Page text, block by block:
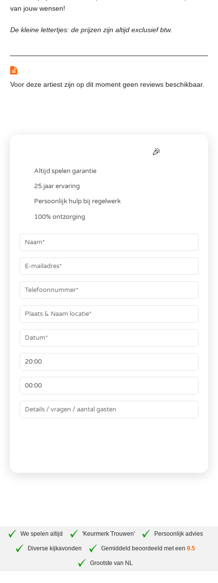
van jouw wensen!
De kleine lettertjes: de prijzen zijn altijd exclusief btw.
Voor deze artiest zijn op dit moment geen reviews beschikbaar.
🎉
Altijd spelen garantie
25 jaar ervaring
Persoonlijk hulp bij regelwerk
100% ontzorging
We spelen altijd 'Keurmerk Trouwen' Persoonlijk advies
Diverse kijkavonden Gemiddeld beoordeeld met een 9.5
Grootste van NL